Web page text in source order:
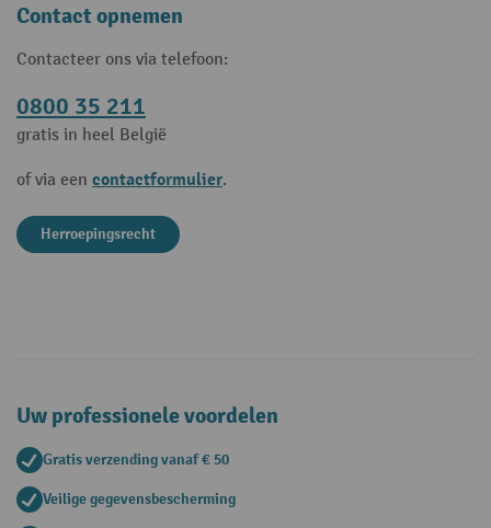
Contact opnemen
Contacteer ons via telefoon:
0800 35 211
gratis in heel België
of via een contactformulier.
Herroepingsrecht
Uw professionele voordelen
Gratis verzending vanaf € 50
Veilige gegevensbescherming